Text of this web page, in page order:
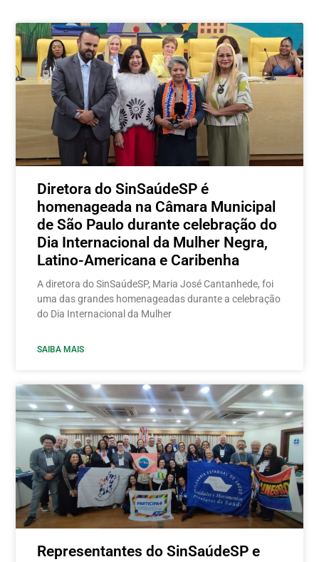
Postagens relacionadas
Diretora do SinSaúdeSP é
homenageada na Câmara Municipal
de São Paulo durante celebração do
Dia Internacional da Mulher Negra,
Latino-Americana e Caribenha
A diretora do SinSaúdeSP, Maria José Cantanhede, foi
uma das grandes homenageadas durante a celebração
do Dia Internacional da Mulher
SAIBA MAIS
Representantes do SinSaúdeSP e